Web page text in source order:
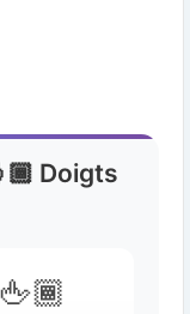
Doigts
🖕🏾